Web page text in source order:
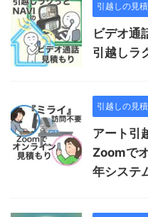
引越しの見
ビデオ通
引越しラ
引越しの見
アート引
Zoomで
年システ